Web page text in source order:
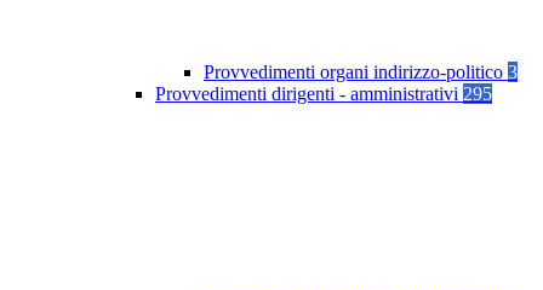
Provvedimenti organi indirizzo-politico 3
Provvedimenti dirigenti - amministrativi 295